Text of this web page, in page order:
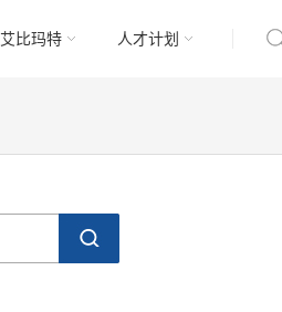
艾比玛特 人才计划